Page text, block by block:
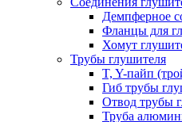
Демпферное
Фланцы для
Хомут
Трубы глушителя
T, Y-пайп
Гиб трубы
Отвод трубы
Труба